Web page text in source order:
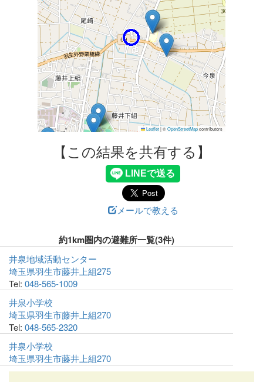
Leaflet|©OpenStreetMapcontributors
【この結果を共有する】
メールで教える
約1km圏内の避難所一覧(3件)
井泉地域活動センター
埼玉県羽生市藤井上組275
Tel: 048-565-1009
井泉小学校
埼玉県羽生市藤井上組270
Tel: 048-565-2320
井泉小学校
埼玉県羽生市藤井上組270